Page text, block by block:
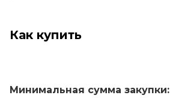
Как купить
Минимальная сумма закупки: